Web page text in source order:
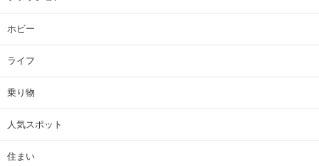
ホビー
ライフ
乗り物
人気スポット
住まい